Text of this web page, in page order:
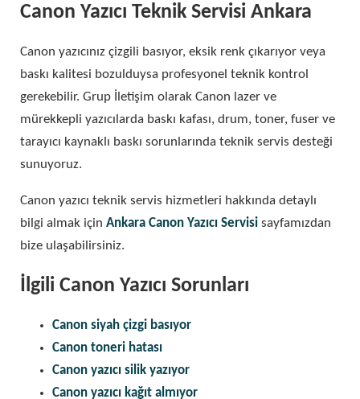
Canon Yazıcı Teknik Servisi Ankara
Canon yazıcınız çizgili basıyor, eksik renk çıkarıyor veya
baskı kalitesi bozulduysa profesyonel teknik kontrol
gerekebilir. Grup İletişim olarak Canon lazer ve
mürekkepli yazıcılarda baskı kafası, drum, toner, fuser ve
tarayıcı kaynaklı baskı sorunlarında teknik servis desteği
sunuyoruz.
Canon yazıcı teknik servis hizmetleri hakkında detaylı
bilgi almak için Ankara Canon Yazıcı Servisi sayfamızdan
bize ulaşabilirsiniz.
İlgili Canon Yazıcı Sorunları
Canon siyah çizgi basıyor
Canon toneri hatası
Canon yazıcı silik yazıyor
Canon yazıcı kağıt almıyor